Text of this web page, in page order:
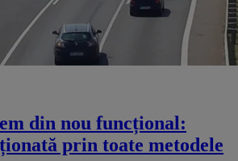
din nou funcțional:
prin toate metodele